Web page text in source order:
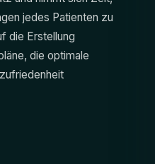
jedes Patienten zu
die Erstellung
die optimale